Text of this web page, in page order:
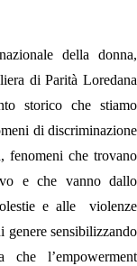
della donna,
di Parità Loredana
storico che stiamo
di discriminazione
fenomeni che trovano
e che vanno dallo
e alle violenze
genere sensibilizzando
che l’empowerment